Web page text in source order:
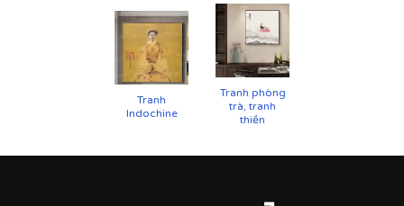
Tranh
Indochine
Tranh phòng
trà, tranh
thiền